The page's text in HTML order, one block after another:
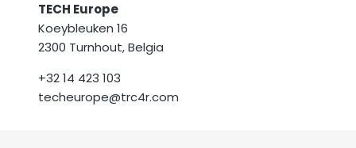
TECH Europe
Koeybleuken 16
2300 Turnhout, Belgia
+32 14 423 103
techeurope@trc4r.com